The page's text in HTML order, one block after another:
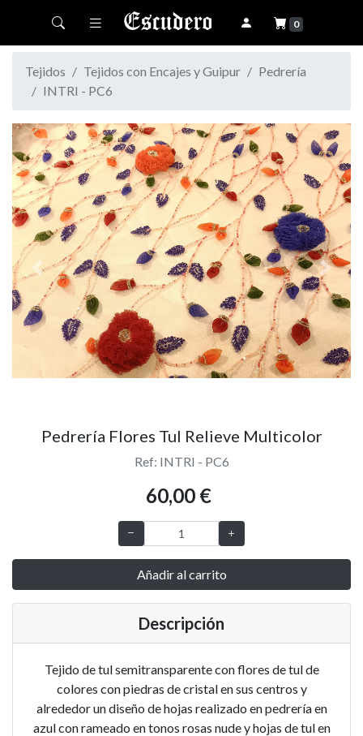
Toggle navigation 0
Tejidos Tejidos con Encajes y Guipur
Pedrería
INTRI - PC6
Previous Next
Pedrería Flores Tul Relieve Multicolor
Ref: INTRI - PC6
60,00 €
Añadir al carrito
Descripción
Tejido de tul semitransparente con flores de tul de
colores con piedras de cristal en sus centros y
alrededor un diseño de hojas realizado en pedrería en
azul con rameado en tonos rosas nude y hojas de tul en